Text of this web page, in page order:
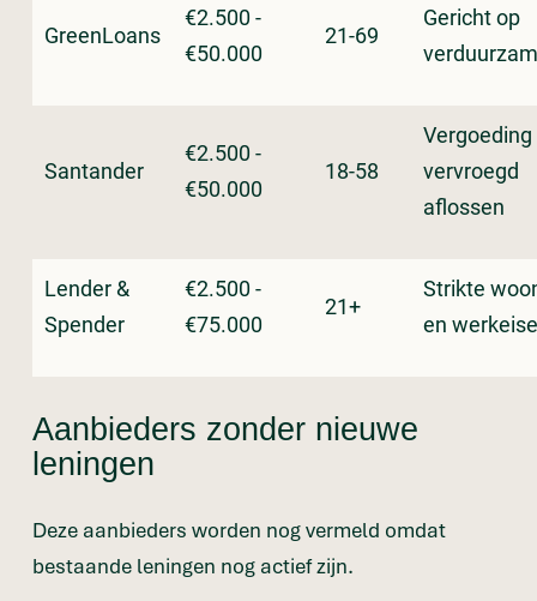
GreenLoans
€2.500 -
€50.000
21-69
Gericht op
Santander
€2.500 -
€50.000
18-58
Vergoeding
vervroegd
aflossen
Lender &
Spender
€2.500 -
€75.000
21+
Strikte
en
Aanbieders zonder nieuwe
leningen
Deze aanbieders worden nog vermeld omdat
bestaande leningen nog actief zijn.